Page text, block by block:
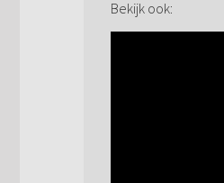
Bekijk ook: